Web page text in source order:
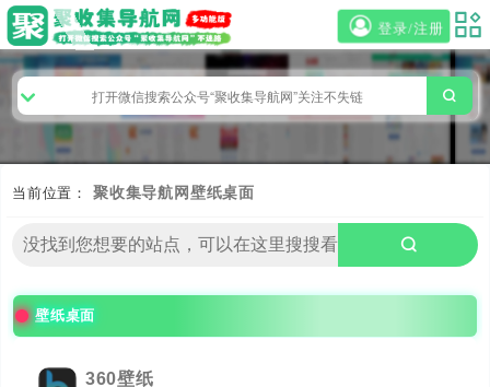
登录/注册
当前位置： 聚收集导航网 壁纸桌面
壁纸桌面
360壁纸